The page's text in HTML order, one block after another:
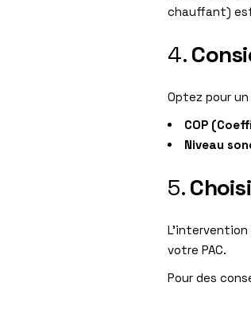
chauffant)
4.
Optez pour
COP
Niveau
5.
votre PAC.
Pour des